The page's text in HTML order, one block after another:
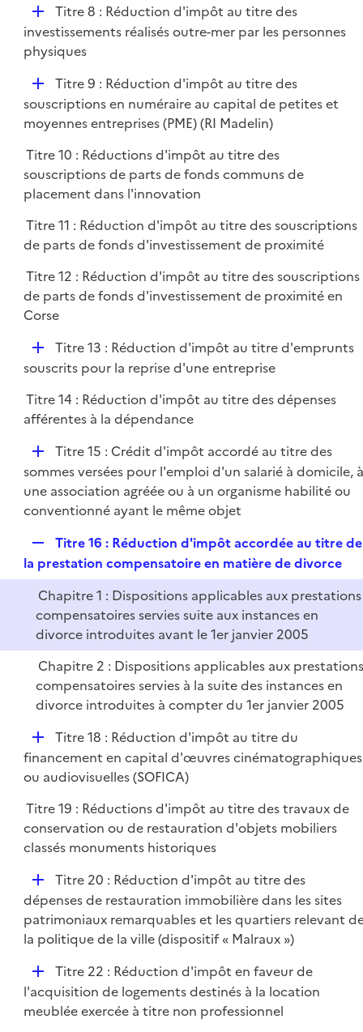
e
r
D
é
p
e
r
Titre 8 : Réduction d'impôt au titre des
investissements réalisés outre-mer par les personnes
physiques
D
é
p
i
e
r
Titre 9 : Réduction d'impôt au titre des
souscriptions en numéraire au capital de petites et
moyennes entreprises (PME) (RI Madelin)
Titre 10 : Réductions d'impôt au titre des
souscriptions de parts de fonds communs de
placement dans l'innovation
Titre 11 : Réduction d'impôt au titre des souscriptions
de parts de fonds d'investissement de proximité
Titre 12 : Réduction d'impôt au titre des souscriptions
de parts de fonds d'investissement de proximité en
Corse
D
é
l
i
Titre 13 : Réduction d'impôt au titre d'emprunts
souscrits pour la reprise d'une entreprise
Titre 14 : Réduction d'impôt au titre des dépenses
afférentes à la dépendance
D
é
p
l
r
Titre 15 : Crédit d'impôt accordé au titre des
sommes versées pour l'emploi d'un salarié à domicile, à
une association agréée ou à un organisme habilité ou
conventionné ayant le même objet
e
p
l
i
e
r
Titre 16 : Réduction d'impôt accordée au titre de
la prestation compensatoire en matière de divorce
Chapitre 1 : Dispositions applicables aux prestations
compensatoires servies suite aux instances en
divorce introduites avant le 1er janvier 2005
Chapitre 2 : Dispositions applicables aux
compensatoires servies à la suite des instances en
divorce introduites à compter du 1er janvier 2005
D
é
p
i
e
r
Titre 18 : Réduction d'impôt au titre du
financement en capital d'œuvres cinématographiques
ou audiovisuelles (SOFICA)
Titre 19 : Réductions d'impôt au titre des travaux de
conservation ou de restauration d'objets mobiliers
classés monuments historiques
D
é
p
l
r
Titre 20 : Réduction d'impôt au titre des
dépenses de restauration immobilière dans les sites
patrimoniaux remarquables et les quartiers relevant
la politique de la ville (dispositif « Malraux »)
D
é
p
Titre 22 : Réduction d'impôt en faveur de
l'acquisition de logements destinés à la location
meublée exercée à titre non professionnel